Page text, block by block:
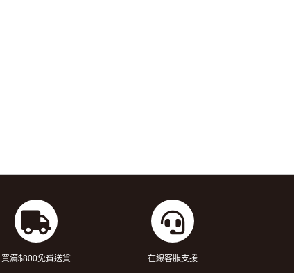
買滿$800免費送貨 在線客服支援